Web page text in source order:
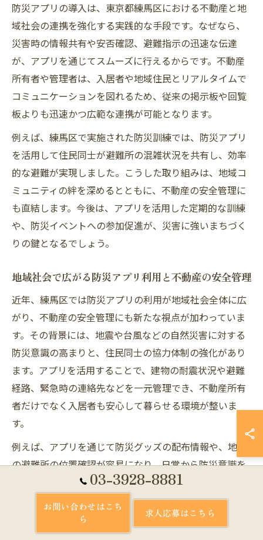
防災アプリの導入は、東京都練馬区における不動産と地
域社会の連携を強化する実践的な手段です。なぜなら、
災害時の情報共有や安否確認、避難指示の迅速な伝達
が、アプリを通じてスムーズに行えるからです。不動産
所有者や管理者は、入居者や地域住民とリアルタイムで
コミュニケーションを図れるため、従来の掲示板や回覧
板よりも迅速かつ広範な連携が可能となります。
例えば、練馬区で実施された防災訓練では、防災アプリ
を活用して住民同士が避難所の混雑状況を共有し、効率
的な避難が実現しました。こうした取り組みは、地域コ
ミュニティの絆を深めるとともに、不動産の安全管理に
も直結します。今後は、アプリを活用した定期的な訓練
や、防災イベントへの参加促進が、災害に強いまちづく
りの鍵となるでしょう。
地域社会で広がる防災アプリ利用と不動産の安全管理
近年、練馬区では防災アプリの利用が地域社会全体に広
がり、不動産の安全管理にも新たな視点が加わっていま
す。その背景には、地震や台風などの自然災害に対する
防災意識の高まりと、住民同士の協力体制の強化があり
ます。アプリを活用することで、建物の耐震状況や避難
経路、緊急時の連絡先などを一元管理でき、不動産所有
者だけでなく入居者も安心して暮らせる環境が整いま
す。
例えば、アプリを通じて防災グッズの配布情報や、地域
の避難所の位置確認が容易になり、日常から防災意識を
高めることができます。特に賃貸物件では、入居時に防
災アプリの登録を推奨する管理会社も増えており、入居
者が自分の住まいと地域を守る意識を持つきっかけとな
っています。
03-3928-8881
お問い合わせはこち
ら
求人応募はこちら